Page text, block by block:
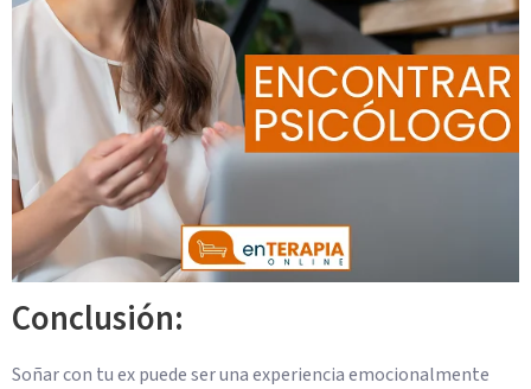
Conclusión:
Soñar con tu ex puede ser una experiencia emocionalmente